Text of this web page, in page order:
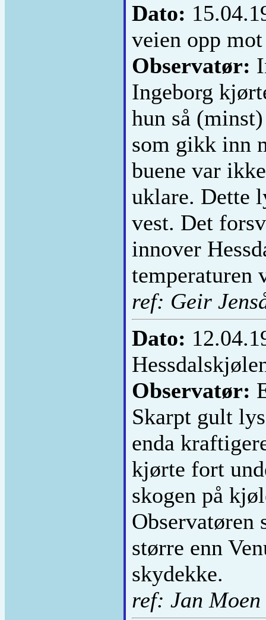
Dato:
veien opp
Observatør:
Ingeborg
hun så
som gikk inn
buene var
uklare. Dette
vest. Det
innover
temperaturen
ref: Geir
Dato:
Observatør:
Skarpt gult
enda
kjørte fort
skogen på
Observatøren
større enn
skydekke.
ref: Jan Moen